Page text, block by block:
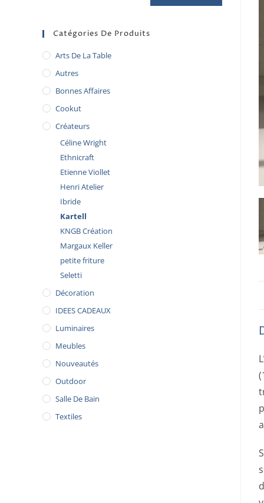
Catégories De Produits
Arts De La Table
Autres
Bonnes Affaires
Cookut
Créateurs
Céline Wright
Ethnicraft
Etienne Viollet
Henri Atelier
Ibride
Kartell
KNGB Création
Margaux Keller
petite friture
Seletti
Décoration
IDEES CADEAUX
Luminaires
Meubles
Nouveautés
Outdoor
Salle De Bain
Textiles